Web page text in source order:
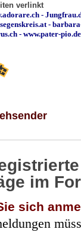
verlinkt
-
-
- www.pater-pio.de
im
sich